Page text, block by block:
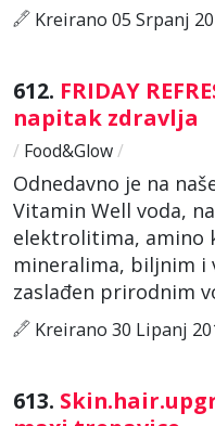
Kreirano 05 Srpanj
612. FRIDAY
napitak zdravlja
/ Food&Glow/
Odnedavno je na
Vitamin Well voda,
elektrolitima, amino
mineralima, biljnim i
zaslađen prirodnim
Kreirano 30 Lipanj
613.